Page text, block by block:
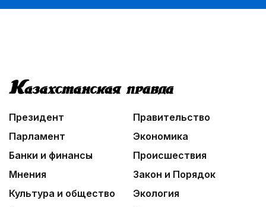
Человекоцентричность в действии
Мой Абай
Президент
Правительство
Парламент
Экономика
Банки и финансы
Происшествия
Мнения
Закон и Порядок
Культура и общество
Экология